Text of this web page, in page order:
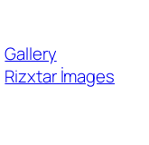
Gallery
Rizxtar İmages